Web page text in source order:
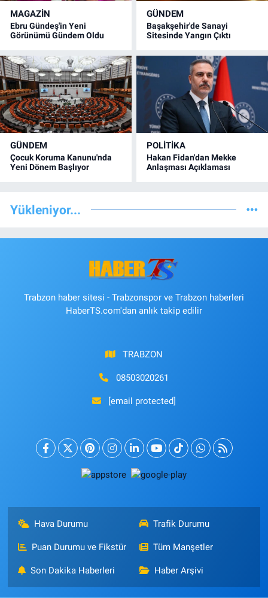
MAGAZİN
Ebru Gündeş'in Yeni
Görünümü Gündem Oldu
GÜNDEM
Başakşehir'de Sanayi
Sitesinde Yangın Çıktı
GÜNDEM
Çocuk Koruma Kanunu'nda
Yeni Dönem Başlıyor
POLİTİKA
Hakan Fidan'dan Mekke
Anlaşması Açıklaması
Yükleniyor...
Trabzon haber sitesi - Trabzonspor ve Trabzon haberleri
HaberTS.com'dan anlık takip edilir
TRABZON
08503020261
[email protected]
Hava Durumu Trafik Durumu
Puan Durumu ve Fikstür Tüm Manşetler
Son Dakika Haberleri Haber Arşivi